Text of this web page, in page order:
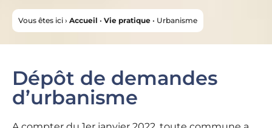
Vous êtes ici › Accueil • Vie pratique • Urbanisme
Dépôt de demandes
d’urbanisme